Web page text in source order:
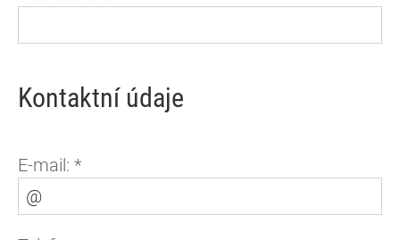
Kontaktní údaje
E-mail: *